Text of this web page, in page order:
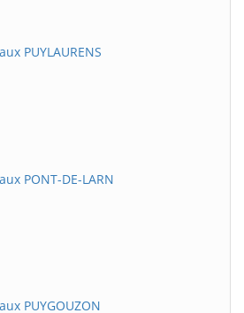
PUYLAURENS
PONT-DE-LARN
PUYGOUZON